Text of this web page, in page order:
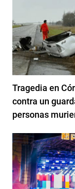
Tragedia en
contra un
personas